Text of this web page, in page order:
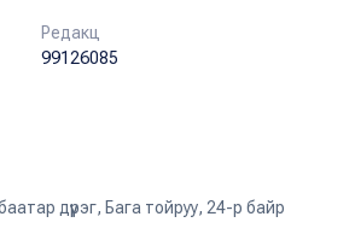
Редакц
99126085
дүүрэг, Бага тойруу, 24-р байр